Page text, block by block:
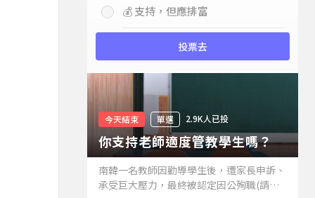
💰 支持，但應排富
投票去
今天結束 單選 2.9K人已投
你支持老師適度管教學生嗎？
南韓一名教師因勸導學生後，遭家長申訴、
承受巨大壓力，最終被認定因公殉職(請見